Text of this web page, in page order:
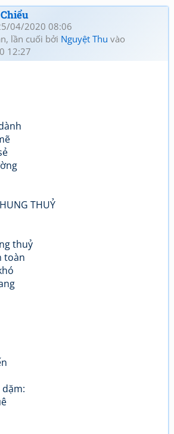
04/2020 08:06
lần cuối bởi Nguyệt Thu vào
12:27
THUỶ
thuỷ
toàn